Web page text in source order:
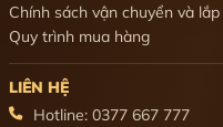
Chính sách vận chuyển và
Quy trình mua hàng
LIÊN HỆ
Hotline: 0377 667 777